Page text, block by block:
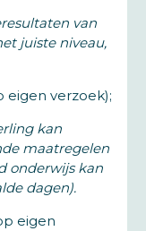
van
juiste niveau,
eigen verzoek);
kan
maatregelen
onderwijs kan
dagen).
eigen